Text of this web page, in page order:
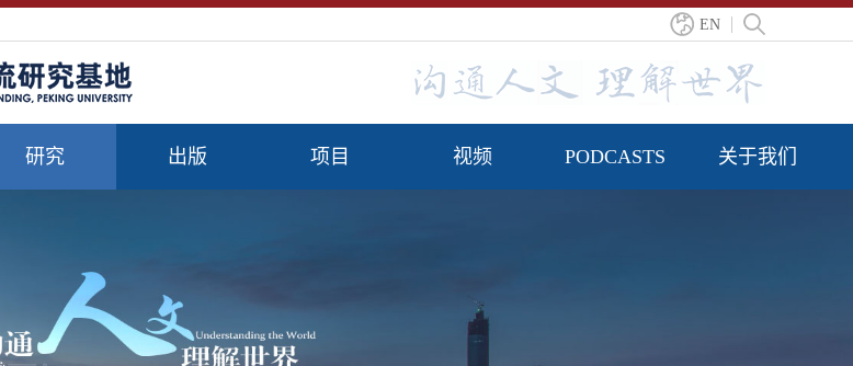
EN
研究 出版 项目 视频 PODCASTS 关于我们